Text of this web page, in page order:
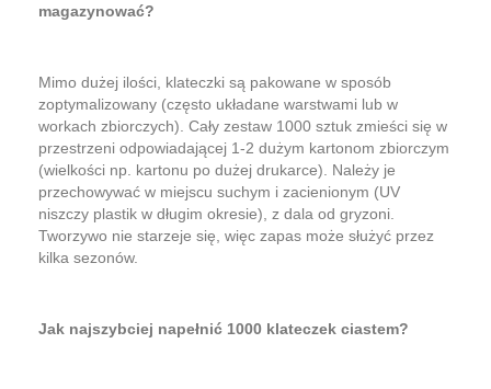
magazynować?
Mimo dużej ilości, klateczki są pakowane w sposób
zoptymalizowany (często układane warstwami lub w
workach zbiorczych). Cały zestaw 1000 sztuk zmieści się w
przestrzeni odpowiadającej 1-2 dużym kartonom zbiorczym
(wielkości np. kartonu po dużej drukarce). Należy je
przechowywać w miejscu suchym i zacienionym (UV
niszczy plastik w długim okresie), z dala od gryzoni.
Tworzywo nie starzeje się, więc zapas może służyć przez
kilka sezonów.
Jak najszybciej napełnić 1000 klateczek ciastem?